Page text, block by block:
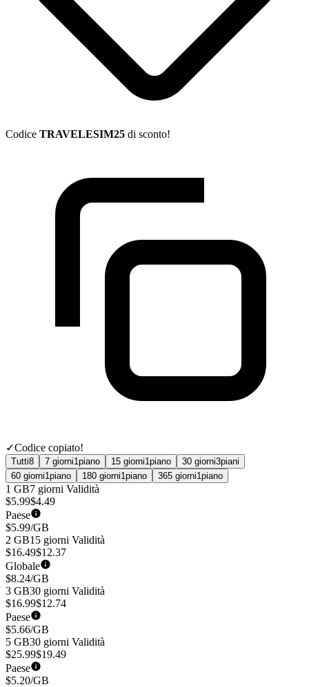
Codice TRAVELESIM25 di sconto!
✓Codice copiato!
Tutti8 7 giorni1piano 15 giorni1piano 30 giorni3piani
60 giorni1piano 180 giorni1piano 365 giorni1piano
1 GB7 giorni Validità
$5.99$4.49
Paese
$5.99/GB
2 GB15 giorni Validità
$16.49$12.37
Globale
$8.24/GB
3 GB30 giorni Validità
$16.99$12.74
Paese
$5.66/GB
5 GB30 giorni Validità
$25.99$19.49
Paese
$5.20/GB